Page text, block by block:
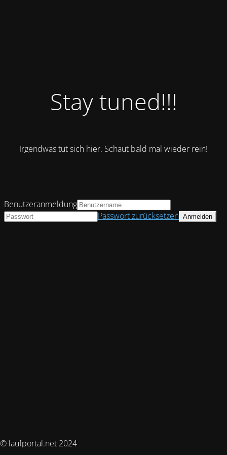
Stay tuned!!!
Irgendwas tut sich hier. Schaut bald mal wieder rein!
© laufportal.net 2024
Benutzeranmeldung
Passwort zurücksetzen